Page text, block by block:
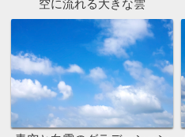
空に流れる大きな雲